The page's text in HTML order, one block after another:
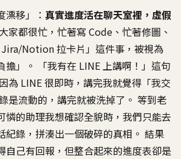
漂移」： 真實進度活在聊天室裡，虛假
大家都很忙，忙著寫 Code、忙著修圖、
Notion 拉卡片」這件事，被視為
擔」。 「我有在 LINE 上講啊！」這句
為 LINE 很即時，講完我就覺得「我交
是流動的，講完就被洗掉了。 等到老
憐的助理我想確認全貌時，我們只能去
紀錄，拼湊出一個破碎的真相。 結果
自己有回報，但整合起來的進度表卻是